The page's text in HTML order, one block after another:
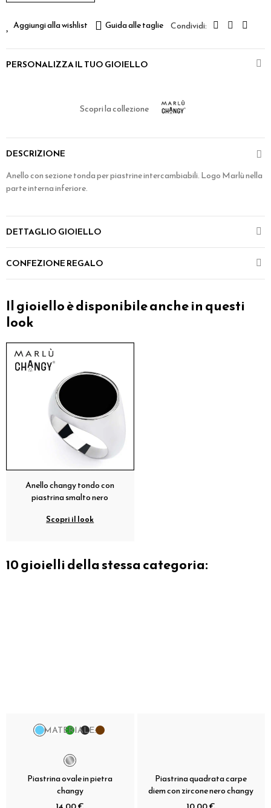
Aggiungi alla wishlist Guida alle taglie
PERSONALIZZA IL TUO GIOIELLO
Scopri la collezione
DESCRIZIONE
Anello con sezione tonda per piastrine intercambiabili. Logo Marlù nella
parte interna inferiore.
DETTAGLIO GIOIELLO
CONFEZIONE REGALO
Il gioiello è disponibile anche in questi
look
Anello changy tondo con
piastrina smalto nero
Scopri il look
10 gioielli della stessa categoria:
MATERIALE:
Piastrina ovale in pietra
changy
Piastrina quadrata carpe
diem con zircone nero changy